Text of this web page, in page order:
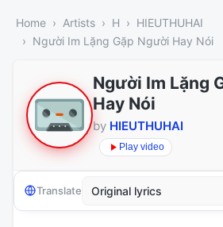
Home Artists H
HIEUTHUHAI
Người Im Lặng Gặp Người Hay Nói
Người Im Lặng
Hay Nói
by HIEUTHUHAI
Play video
Translate